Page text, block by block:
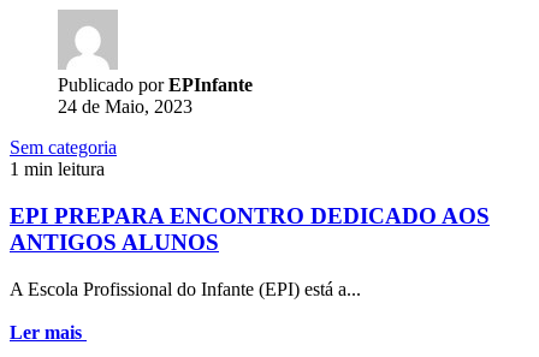
Publicado porEPInfante
24 de Maio, 2023
Sem categoria
1 min leitura
EPI PREPARA ENCONTRO DEDICADO AOS
ANTIGOS ALUNOS
A Escola Profissional do Infante (EPI) está a...
Ler mais